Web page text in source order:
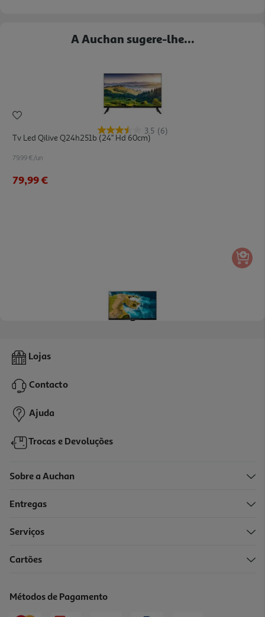
A Auchan sugere-lhe...
3.5 (6)
Tv Led Qilive Q24h251b (24" Hd 60cm)
79.99 €/un
79,99 €
Tv Lg 27tq615s-Pz (fhd Smart 27" 69cm)
199,99 €
Lojas
Contacto
Ajuda
Trocas e Devoluções
Sobre a Auchan
Entregas
Serviços
Cartões
Métodos de Pagamento